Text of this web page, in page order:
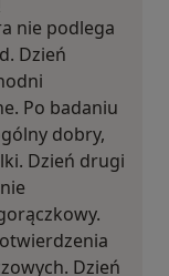
nie podlega
Dzień
Po badaniu
dobry,
Dzień drugi
Dzień